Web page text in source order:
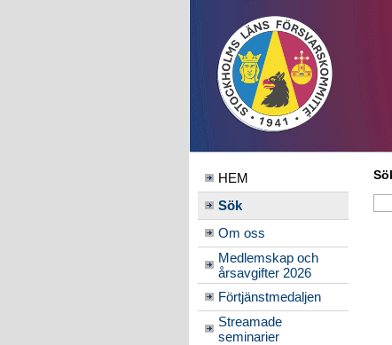
HEM
Sök
Om oss
Medlemskap och
årsavgifter 2026
Förtjänstmedaljen
Streamade
seminarier